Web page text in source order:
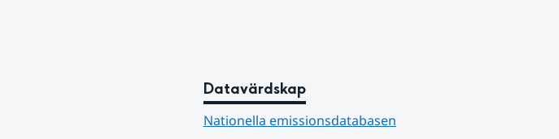
Datavärdskap
Nationella emissionsdatabasen